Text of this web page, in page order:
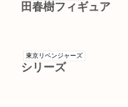
田春樹フィギュア
東京リベンジャーズ
シリーズ